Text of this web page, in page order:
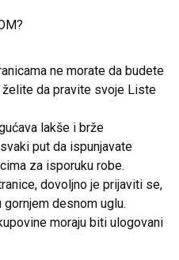
ne morate da budete
da pravite svoje Liste
lakše i brže
put da ispunjavate
za isporuku robe.
dovoljno je prijaviti se,
desnom uglu.
moraju biti ulogovani